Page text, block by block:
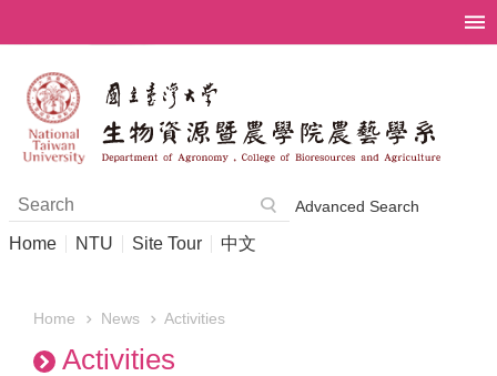
Advanced Search
Home NTU Site Tour 中文
Home News Activities
Activities